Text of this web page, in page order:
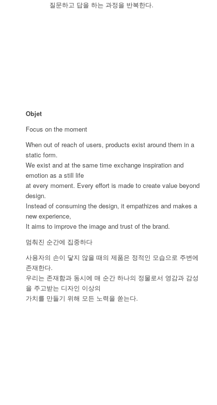
질문하고 답을 하는 과정을 반복한다.
Objet
Focus on the moment
When out of reach of users, products exist around them in a
static form.
We exist and at the same time exchange inspiration and
emotion as a still life
at every moment. Every effort is made to create value beyond
design.
Instead of consuming the design, it empathizes and makes a
new experience,
It aims to improve the image and trust of the brand.
멈춰진 순간에 집중하다
사용자의 손이 닿지 않을 때의 제품은 정적인 모습으로 주변에
존재한다.
우리는 존재함과 동시에 매 순간 하나의 정물로서 영감과 감성
을 주고받는 디자인 이상의
가치를 만들기 위해 모든 노력을 쏟는다.